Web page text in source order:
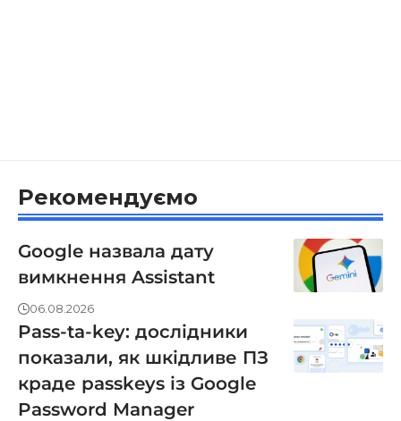
Рекомендуємо
Google назвала дату
вимкнення Assistant
06.08.2026
Pass-ta-key: дослідники
показали, як шкідливе ПЗ
краде passkeys із Google
Password Manager